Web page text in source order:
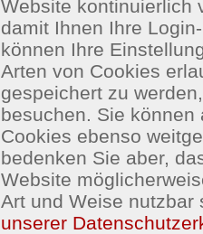
Website kontinuierlich
damit Ihnen Ihre
können Ihre
Arten von Cookies
gespeichert zu
besuchen. Sie
Cookies ebenso
bedenken Sie aber,
Website
Art und Weise nutzbar
unserer